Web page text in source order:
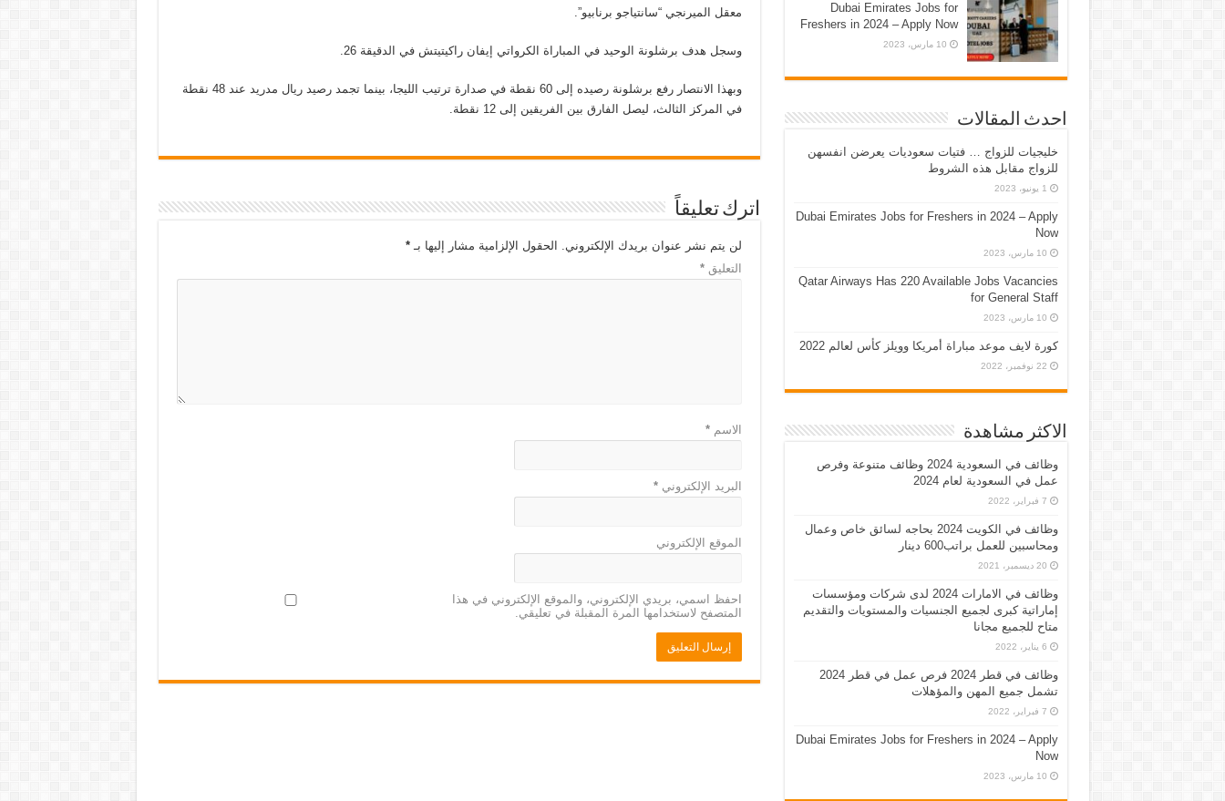
معقل الميرنجي “سانتياجو برنابيو”.
وسجل هدف برشلونة الوحيد في المباراة الكرواتي إيفان راكيتيتش في الدقيقة 26.
وبهذا الانتصار رفع برشلونة رصيده إلى 60 نقطة في صدارة ترتيب الليجا، بينما تجمد رصيد ريال مدريد عند 48 نقطة
في المركز الثالث، ليصل الفارق بين الفريقين إلى 12 نقطة.
اترك تعليقاً
لن يتم نشر عنوان بريدك الإلكتروني. الحقول الإلزامية مشار إليها بـ*
التعليق*
الاسم*
البريد الإلكتروني*
الموقع الإلكتروني
احفظ اسمي، بريدي الإلكتروني، والموقع الإلكتروني في هذا
المتصفح لاستخدامها المرة المقبلة في تعليقي.
Dubai Emirates Jobs for
Freshers in 2024 – Apply Now
10 مارس، 2023
احدث المقالات
خليجيات للزواج … فتيات سعوديات يعرضن انفسهن
للزواج مقابل هذه الشروط
1 يونيو، 2023
Dubai Emirates Jobs for Freshers in 2024 – Apply
Now
10 مارس، 2023
Qatar Airways Has 220 Available Jobs Vacancies
for General Staff
10 مارس، 2023
كورة لايف موعد مباراة أمريكا وويلز كأس لعالم 2022
22 نوفمبر، 2022
الاكثر مشاهدة
وظائف في السعودية 2024 وظائف متنوعة وفرص
عمل في السعودية لعام 2024
7 فبراير، 2022
وظائف في الكويت 2024 بحاجه لسائق خاص وعمال
ومحاسبين للعمل براتب600 دينار
20 ديسمبر، 2021
وظائف في الامارات 2024 لدى شركات ومؤسسات
إماراتية كبرى لجميع الجنسيات والمستويات والتقديم
متاح للجميع مجانا
6 يناير، 2022
وظائف في قطر 2024 فرص عمل في قطر 2024
تشمل جميع المهن والمؤهلات
7 فبراير، 2022
Dubai Emirates Jobs for Freshers in 2024 – Apply
Now
10 مارس، 2023